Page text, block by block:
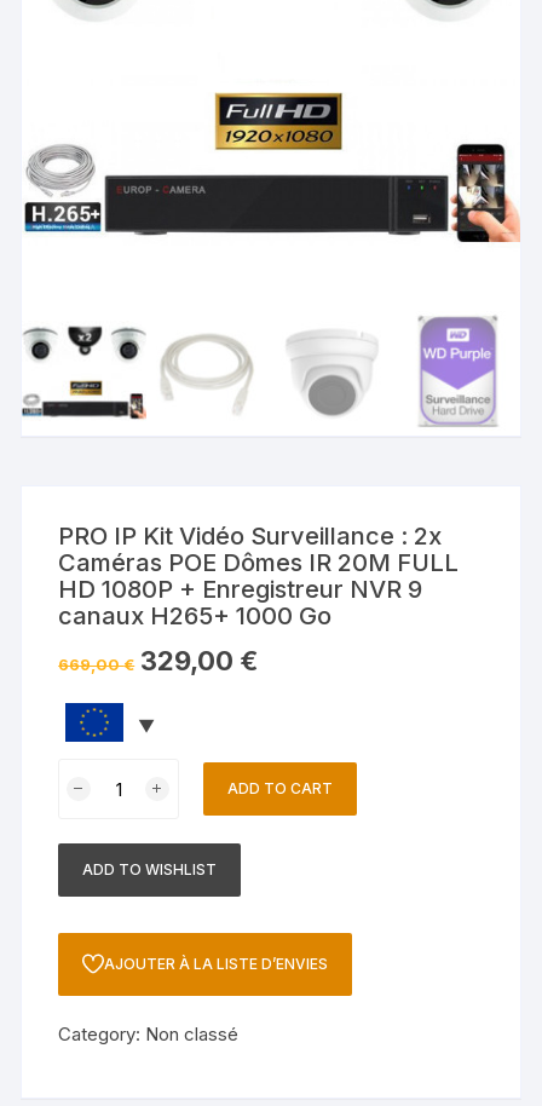
PRO IP Kit Vidéo Surveillance : 2x
Caméras POE Dômes IR 20M FULL
HD 1080P + Enregistreur NVR 9
canaux H265+ 1000 Go
669,00€ 329,00 €
ADD TO CART
e
i
ADD TO WISHLIST
AJOUTER À LA LISTE D’ENVIES
Category: Non classé